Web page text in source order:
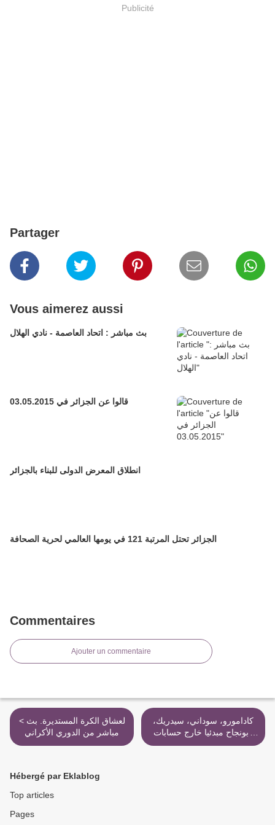
Publicité
Partager
Vous aimerez aussi
بث مباشر : اتحاد العاصمة - نادي الهلال
قالوا عن الجزائر في 03.05.2015
انطلاق المعرض الدولى للبناء بالجزائر
الجزائر تحتل المرتبة 121 في يومها العالمي لحرية الصحافة
Commentaires
Ajouter un commentaire
< لعشاق الكرة المستديرة. بث
مباشر من الدوري الأكراني
كادامورو، سوداني، سيدريك،
وبونجاح مبدئيا خارج حسابات
غوركوف في كان 2015 >
Hébergé par Eklablog
Top articles
Pages